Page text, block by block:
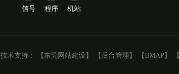
技术支持： 【东莞网站建设】 【后台管理】 【BMAP】